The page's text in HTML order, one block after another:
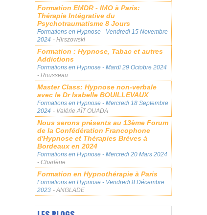
Formation EMDR - IMO à Paris:
Thérapie Intégrative du
Psychotraumatisme 8 Jours
Formations en Hypnose - Vendredi 15 Novembre
2024 - Hirszowski
Formation : Hypnose, Tabac et autres
Addictions
Formations en Hypnose - Mardi 29 Octobre 2024
- Rousseau
Master Class: Hypnose non-verbale
avec le Dr Isabelle BOUILLEVAUX
Formations en Hypnose - Mercredi 18 Septembre
2024 - Valérie AÏT OUADA
Nous serons présents au 13ème Forum
de la Confédération Francophone
d'Hypnose et Thérapies Brèves à
Bordeaux en 2024
Formations en Hypnose - Mercredi 20 Mars 2024
- Charlène
Formation en Hypnothérapie à Paris
Formations en Hypnose - Vendredi 8 Décembre
2023 - ANGLADE